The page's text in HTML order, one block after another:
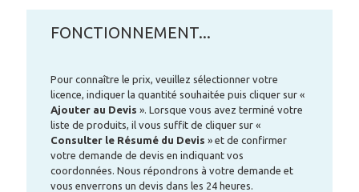
FONCTIONNEMENT...
Pour connaître le prix, veuillez sélectionner votre
licence, indiquer la quantité souhaitée puis cliquer sur «
Ajouter au Devis ». Lorsque vous avez terminé votre
liste de produits, il vous suffit de cliquer sur «
Consulter le Résumé du Devis » et de confirmer
votre demande de devis en indiquant vos
coordonnées. Nous répondrons à votre demande et
vous enverrons un devis dans les 24 heures.